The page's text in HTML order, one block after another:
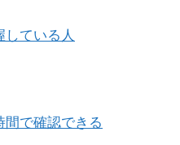
ている人
で確認できる